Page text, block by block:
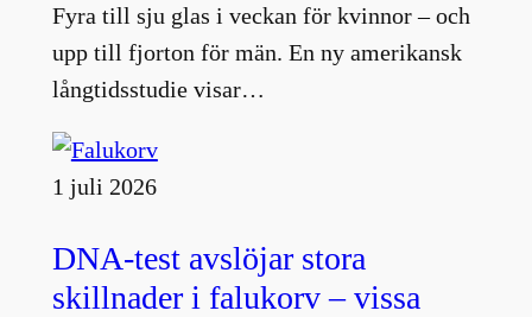
Fyra till sju glas i veckan för kvinnor – och
upp till fjorton för män. En ny amerikansk
långtidsstudie visar…
1 juli 2026
DNA-test avslöjar stora
skillnader i falukorv – vissa